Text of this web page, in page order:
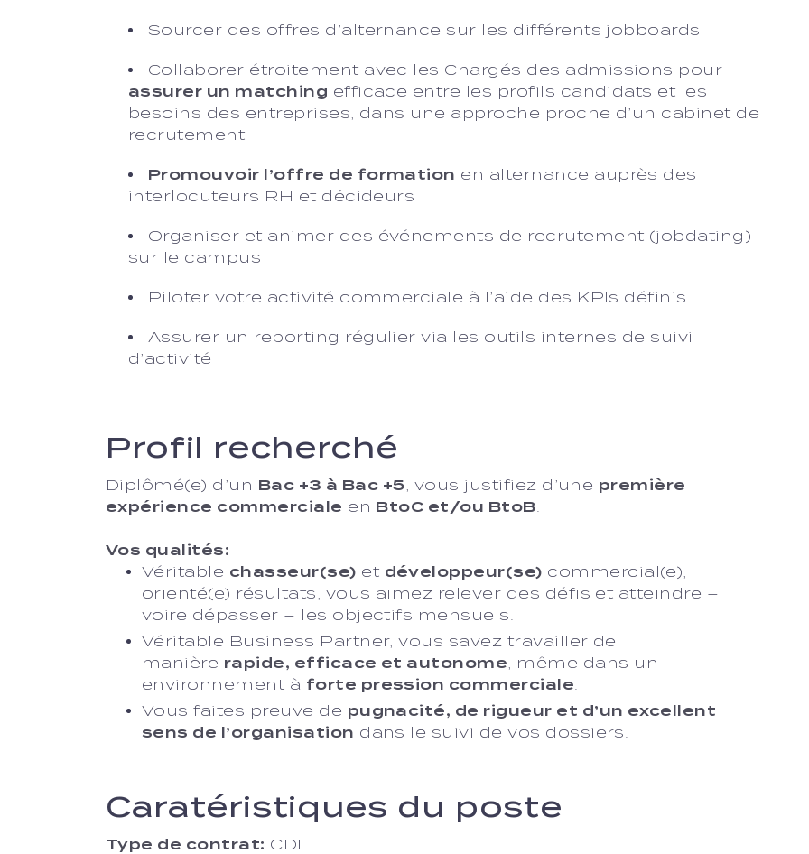
Sourcer des offres d’alternance sur les différents jobboards
Collaborer étroitement avec les Chargés des admissions pour
assurer un matching efficace entre les profils candidats et les
besoins des entreprises, dans une approche proche d’un cabinet de
recrutement
Promouvoir l’offre de formation en alternance auprès des
interlocuteurs RH et décideurs
Organiser et animer des événements de recrutement (jobdating)
sur le campus
Piloter votre activité commerciale à l’aide des KPIs définis
Assurer un reporting régulier via les outils internes de suivi
d’activité
Profil recherché
Diplômé(e) d’un Bac +3 à Bac +5, vous justifiez d’une première
expérience commerciale en BtoC et/ou BtoB.
Vos qualités:
Véritable chasseur(se) et développeur(se) commercial(e),
orienté(e) résultats, vous aimez relever des défis et atteindre –
voire dépasser – les objectifs mensuels.
Véritable Business Partner, vous savez travailler de
manière rapide, efficace et autonome, même dans un
environnement à forte pression commerciale.
Vous faites preuve de pugnacité, de rigueur et d’un excellent
sens de l’organisation dans le suivi de vos dossiers.
Caratéristiques du poste
Type de contrat: CDI